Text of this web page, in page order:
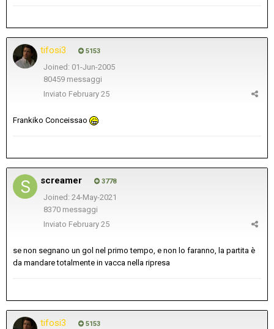
tifosi3 5153
Joined: 01-Jun-2005
80459 messaggi
Inviato February 25
Frankiko Conceissao
screamer 3778
Joined: 24-May-2021
8370 messaggi
Inviato February 25
se non segnano un gol nel primo tempo, e non lo faranno, la partita è
da mandare totalmente in vacca nella ripresa
tifosi3 5153